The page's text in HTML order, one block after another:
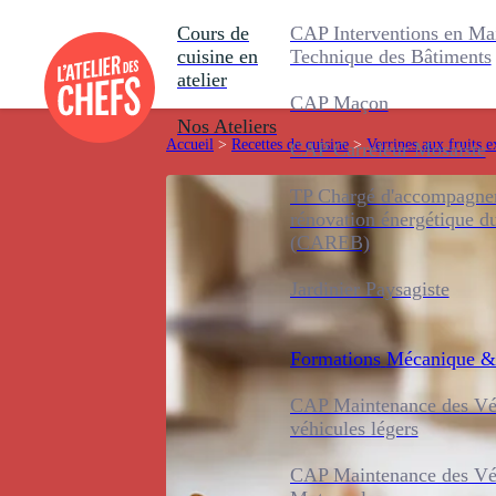
Cours de
cuisine en
atelier
Nos Ateliers
CAP Interventions en
Technique des Bâtiments
CAP Maçon
CAP Carreleur Mosaïste
TP Chargé
rénovation énergétique
(CAREB)
Jardinier Paysagiste
Formations Mécanique
CAP Maintenance des
véhicules légers
CAP Maintenance des
Accueil > Recettes de cuisine > Verrines aux fruits